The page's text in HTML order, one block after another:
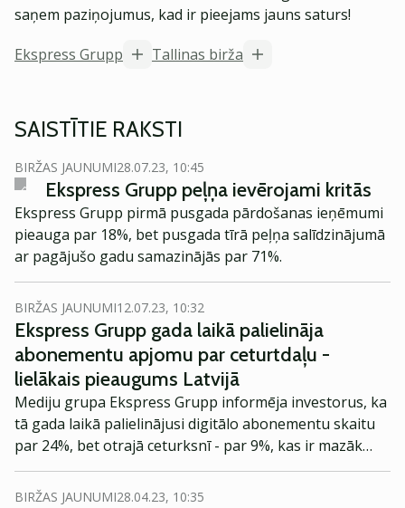
saņem paziņojumus, kad ir pieejams jauns saturs!
Ekspress Grupp
Tallinas birža
SAISTĪTIE RAKSTI
BIRŽAS JAUNUMI28.07.23, 10:45
Ekspress Grupp peļņa ievērojami kritās
Ekspress Grupp pirmā pusgada pārdošanas ieņēmumi
pieauga par 18%, bet pusgada tīrā peļņa salīdzinājumā
ar pagājušo gadu samazinājās par 71%.
BIRŽAS JAUNUMI12.07.23, 10:32
Ekspress Grupp gada laikā palielināja
abonementu apjomu par ceturtdaļu -
lielākais pieaugums Latvijā
Mediju grupa Ekspress Grupp informēja investorus, ka
tā gada laikā palielinājusi digitālo abonementu skaitu
par 24%, bet otrajā ceturksnī - par 9%, kas ir mazāk
nekā pirmajā ceturksnī, kad skaits pieauga par 10%.
BIRŽAS JAUNUMI28.04.23, 10:35